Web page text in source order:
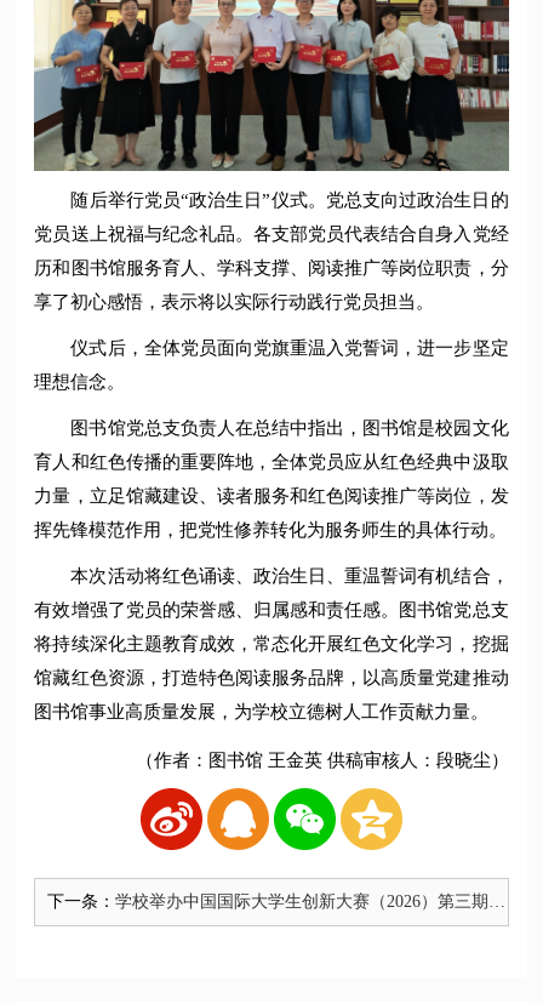
随后举行党员“政治生日”仪式。党总支向过政治生日的
党员送上祝福与纪念礼品。各支部党员代表结合自身入党经
历和图书馆服务育人、学科支撑、阅读推广等岗位职责，分
享了初心感悟，表示将以实际行动践行党员担当。
仪式后，全体党员面向党旗重温入党誓词，进一步坚定
理想信念。
图书馆党总支负责人在总结中指出，图书馆是校园文化
育人和红色传播的重要阵地，全体党员应从红色经典中汲取
力量，立足馆藏建设、读者服务和红色阅读推广等岗位，发
挥先锋模范作用，把党性修养转化为服务师生的具体行动。
本次活动将红色诵读、政治生日、重温誓词有机结合，
有效增强了党员的荣誉感、归属感和责任感。图书馆党总支
将持续深化主题教育成效，常态化开展红色文化学习，挖掘
馆藏红色资源，打造特色阅读服务品牌，以高质量党建推动
图书馆事业高质量发展，为学校立德树人工作贡献力量。
（作者：图书馆 王金英 供稿审核人：段晓尘）
下一条：学校举办中国国际大学生创新大赛（2026）第三期重
点项目辅导